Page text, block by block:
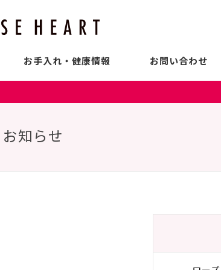
お手入れ・健康情報 お問い合わせ
お知らせ